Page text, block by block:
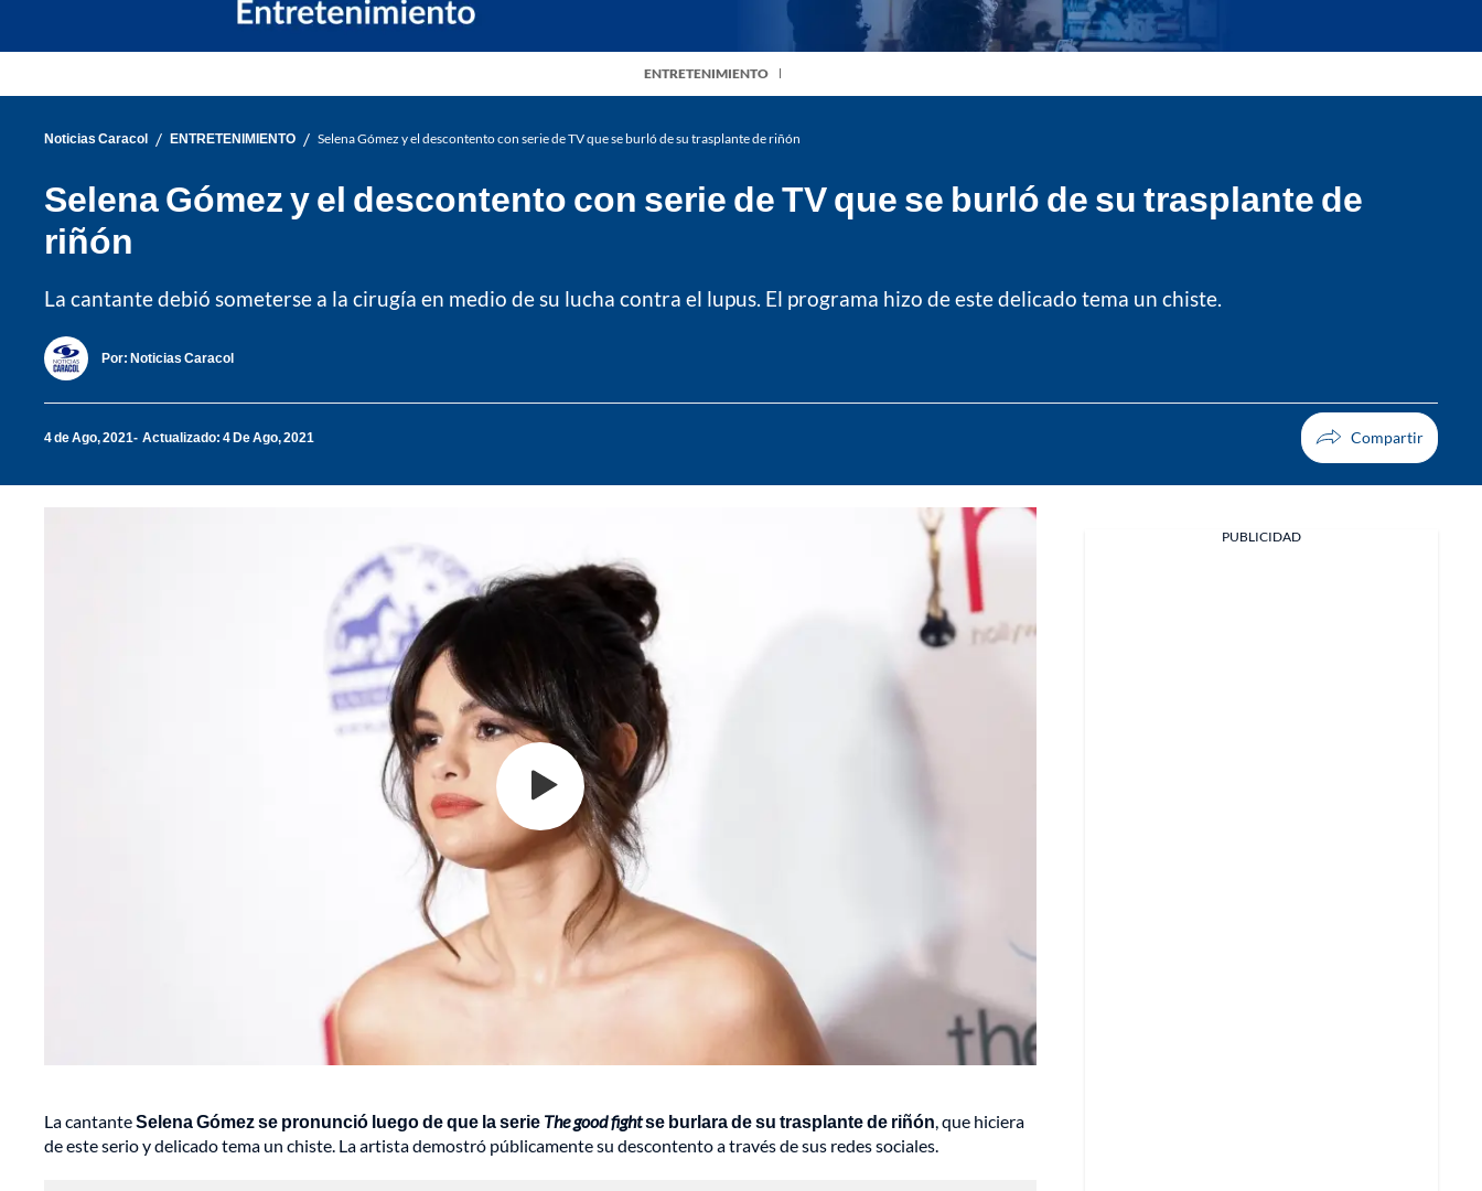
ENTRETENIMIENTO
Noticias Caracol / ENTRETENIMIENTO / Selena Gómez y el descontento con serie de TV que se burló de su trasplante de riñón
Selena Gómez y el descontento con serie de TV que se burló de su trasplante de
riñón
La cantante debió someterse a la cirugía en medio de su lucha contra el lupus. El programa hizo de este delicado tema un chiste.
Por: Noticias Caracol
4 de Ago, 2021 Actualizado: 4 De Ago, 2021
La cantanteSelena Gómezse pronunció luego de que la serie The good fightse burlara de su trasplante de riñón, que hiciera
de este serio y delicado tema un chiste. La artista demostró públicamente su descontento a través de sus redes sociales.
PUBLICIDAD